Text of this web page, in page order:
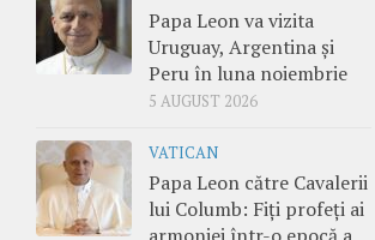
Papa Leon va vizita
Uruguay, Argentina și
Peru în luna noiembrie
5 AUGUST 2026
VATICAN
Papa Leon către Cavalerii
lui Columb: Fiți profeți ai